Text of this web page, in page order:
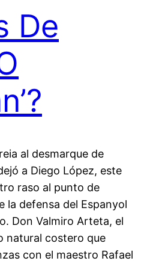
De
al desmarque de
a Diego López, este
raso al punto de
la defensa del Espanyol
Don Valmiro Arteta, el
natural costero que
con el maestro Rafael